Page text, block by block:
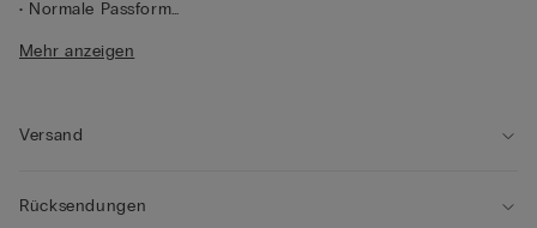
• Normale Passform
Mehr anzeigen
Versand
Rücksendungen